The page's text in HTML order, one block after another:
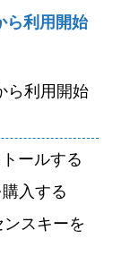
ら利用開始
ら利用開始
ールする
入する
スキーを